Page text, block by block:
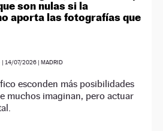
son nulas si la
aporta las fotografías que
| 14/07/2026| MADRID
esconden más posibilidades
muchos imaginan, pero actuar